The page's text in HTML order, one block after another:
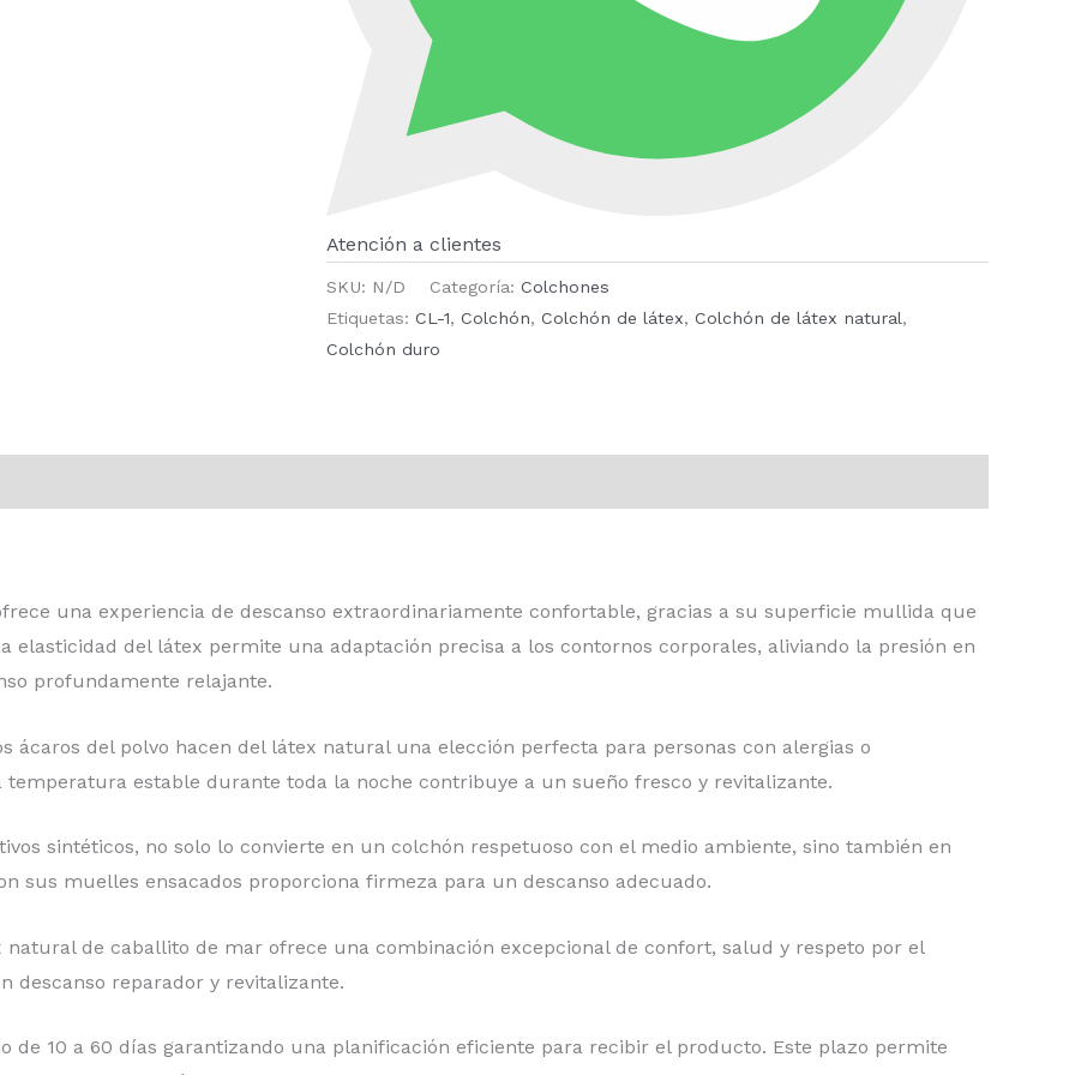
Atención a clientes
SKU: N/D Categoría: Colchones
Etiquetas: CL-1, Colchón, Colchón de látex, Colchón de látex natural,
Colchón duro
una experiencia de descanso extraordinariamente confortable, gracias a su superficie mullida que
elasticidad del látex permite una adaptación precisa a los contornos corporales, aliviando la presión en
profundamente relajante.
ácaros del polvo hacen del látex natural una elección perfecta para personas con alergias o
estable durante toda la noche contribuye a un sueño fresco y revitalizante.
sintéticos, no solo lo convierte en un colchón respetuoso con el medio ambiente, sino también en
sus muelles ensacados proporciona firmeza para un descanso adecuado.
natural de caballito de mar ofrece una combinación excepcional de confort, salud y respeto por el
descanso reparador y revitalizante.
de 10 a 60 días garantizando una planificación eficiente para recibir el producto. Este plazo permite